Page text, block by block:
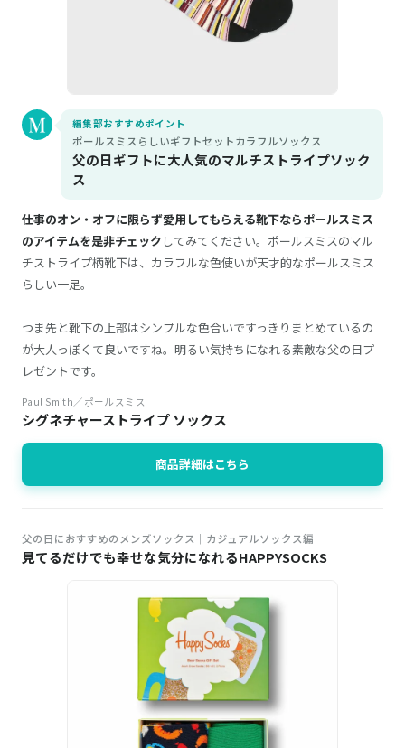
編集部おすすめポイント
ポールスミスらしいギフトセットカラフルソックス
父の日ギフトに大人気のマルチストライプソック
ス
仕事のオン・オフに限らず愛用してもらえる靴下ならポールスミス
のアイテムを是非チェック してみてください。ポールスミスのマル
チストライプ柄靴下は、カラフルな色使いが天才的なポールスミス
らしい一足。
つま先と靴下の上部はシンプルな色合いですっきりまとめているの
が大人っぽくて良いですね。明るい気持ちになれる素敵な父の日プ
レゼントです。
Paul Smith／ポールスミス
シグネチャーストライプ ソックス
商品詳細はこちら
父の日におすすめのメンズソックス│カジュアルソックス編
見てるだけでも幸せな気分になれるHAPPYSOCKS